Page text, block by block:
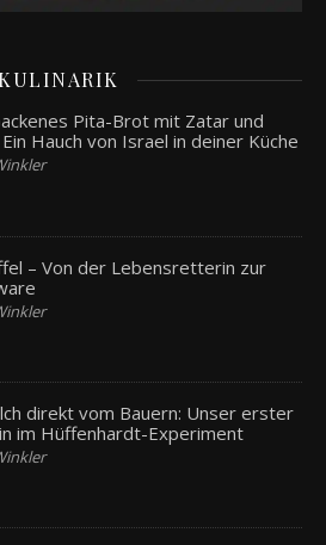
Pita-Brot mit Zatar und
Hauch von Israel in deiner Küche
– Von der Lebensretterin zur
direkt vom Bauern: Unser erster
im Hüffenhardt-Experiment